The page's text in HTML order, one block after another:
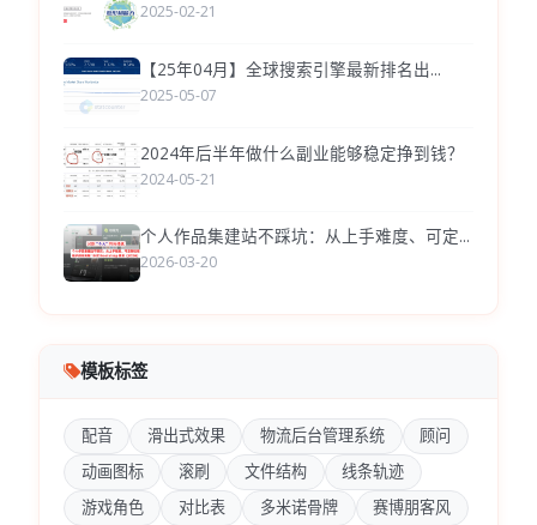
2025-02-21
【25年04月】全球搜索引擎最新排名出...
2025-05-07
2024年后半年做什么副业能够稳定挣到钱？
2024-05-21
个人作品集建站不踩坑：从上手难度、可定...
2026-03-20
模板标签
配音 滑出式效果 物流后台管理系统
顾问
动画图标
滚刷 文件结构
线条轨迹
游戏角色
对比表 多米诺骨牌
赛博朋客风